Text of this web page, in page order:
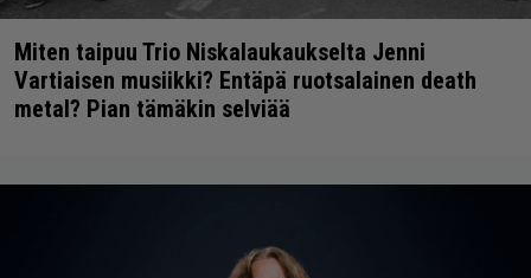
Miten taipuu Trio Niskalaukaukselta Jenni
Vartiaisen musiikki? Entäpä ruotsalainen death
metal? Pian tämäkin selviää